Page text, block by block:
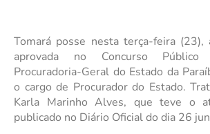
Tomará posse nesta terça-feira
aprovada no Concurso Público
Procuradoria-Geral do Estado da
o cargo de Procurador do Estado.
Karla Marinho Alves, que teve o
publicado no Diário Oficial do dia 26